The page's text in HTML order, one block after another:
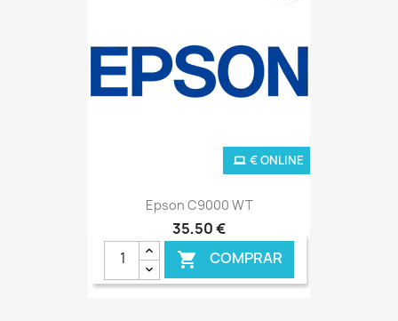
Epson C9000 WT
35,50 €
 COMPRAR
€ ONLINE